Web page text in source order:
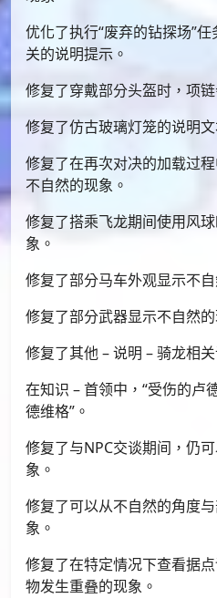
优化了执行“废弃的钻探场”
关的说明提示。
修复了穿戴部分头盔时，项
修复了仿古玻璃灯笼的说明
修复了在再次对决的加载过
不自然的现象。
修复了搭乘飞龙期间使用风
象。
修复了部分马车外观显示不自
修复了部分武器显示不自然的
修复了其他 – 说明 – 骑龙相
在知识 – 首领中，“受伤的卢
德维格”。
修复了与NPC交谈期间，仍
象。
修复了可以从不自然的角度
象。
修复了在特定情况下查看据
物发生重叠的现象。